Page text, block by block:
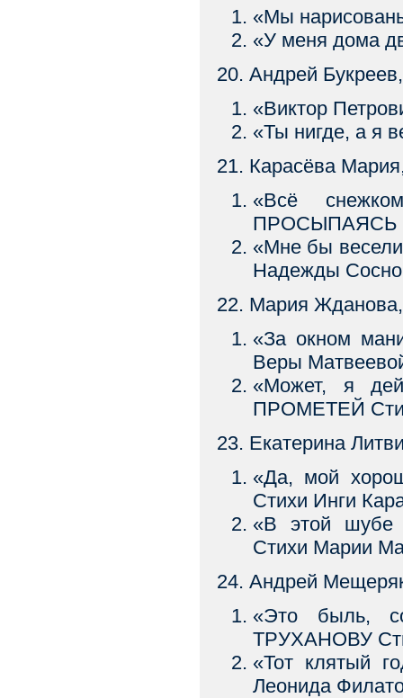
«Мы
«У меня дома
20. Андрей
«Виктор
«Ты нигде, а я
21. Карасёва
«Всё
ПРОСЫПАЯСЬ
«Мне бы
Надежды
22. Мария Жданова,
«За окном
Веры
«Может, я
ПРОМЕТЕЙ
23. Екатерина
«Да, мой
Стихи Инги
«В этой шубе
Стихи Марии
24. Андрей
«Это быль,
ТРУХАНОВУ
«Тот клятый
Леонида